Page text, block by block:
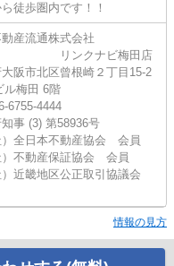
徒歩圏内です！！
動産流通株式会社
クナビ梅田店
阪市北区曾根崎２丁目15-2
ル梅田 6階
6755-4444
事 (3) 第58936号
）全日本不動産協会 会員
）不動産保証協会 会員
）近畿地区公正取引協議会
情報の見方